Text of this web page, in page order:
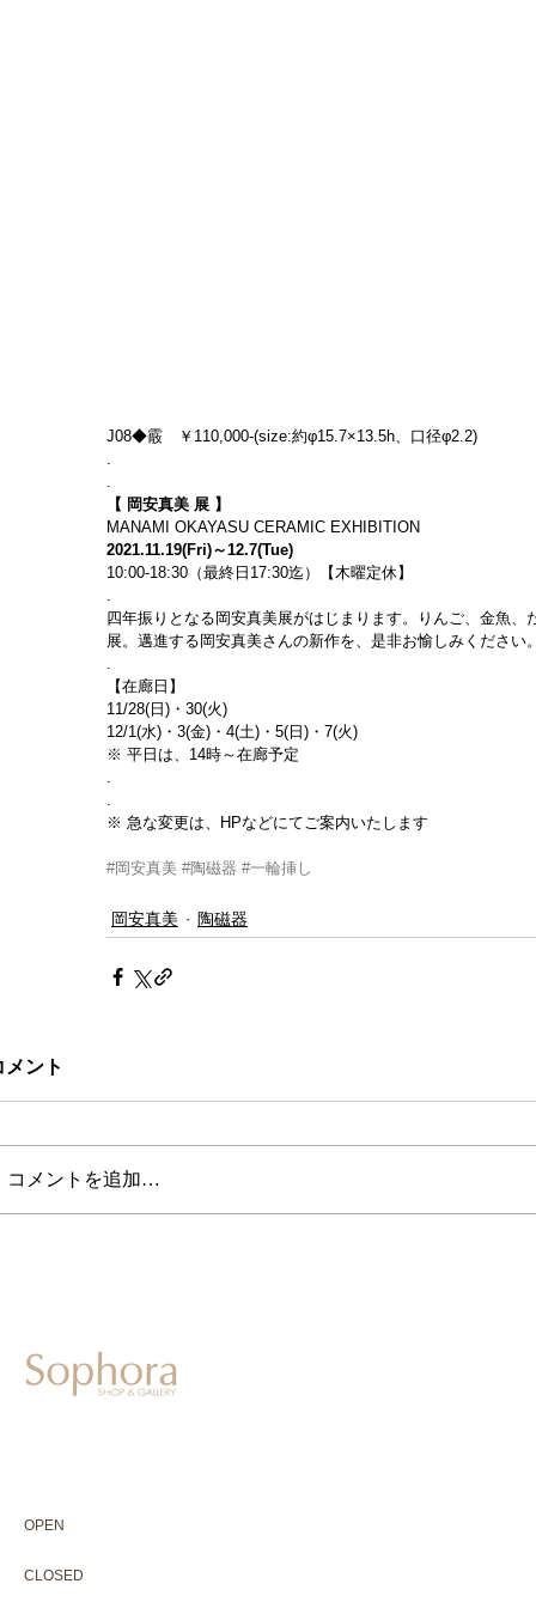
J08◆霰　￥110,000-(size:約φ15.7×13.5h、口径φ2.2)
【 岡安真美 展 】
MANAMI OKAYASU CERAMIC EXHIBITION
2021.11.19(Fri)～12.7(Tue)
10:00-18:30（最終日17:30迄）【木曜定休】
四年振りとなる岡安真美展がはじまります。りんご、金魚
展。邁進する岡安真美さんの新作を、是非お愉しみください
【在廊日】
11/28(日)・30(火)
12/1(水)・3(金)・4(土)・5(日)・7(火)
※ 平日は、14時～在廊予定
※ 急な変更は、HPなどにてご案内いたします
#岡安真美 #陶磁器 #一輪挿し
岡安真美 陶磁器
メント
コメントを追加…
OPEN
CLOSED